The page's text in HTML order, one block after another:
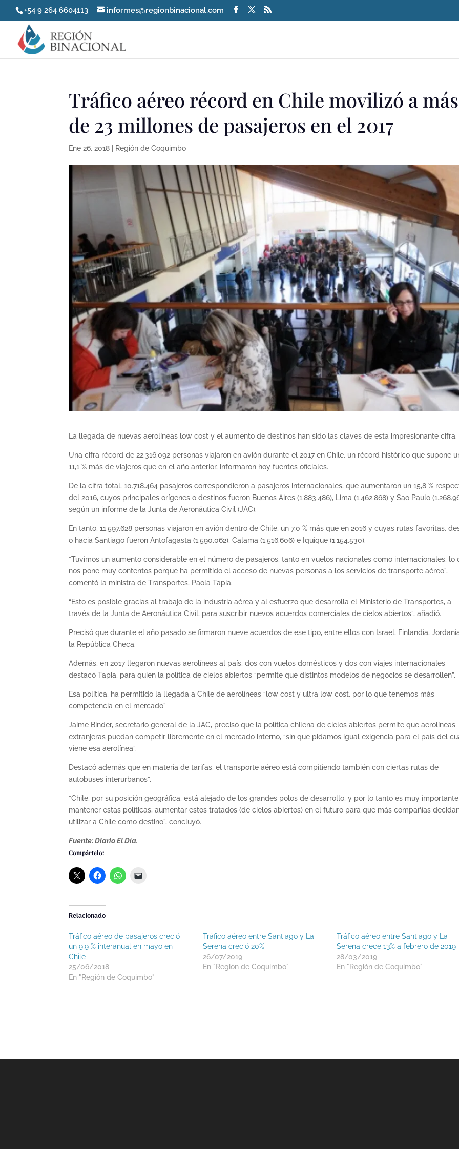
+54 9 264 6604113 informes@regionbinacional.com
Tráfico aéreo récord en Chile movilizó a más
de 23 millones de pasajeros en el 2017
Ene 26, 2018 Región de Coquimbo
La llegada de nuevas aerolíneas low cost y el aumento de destinos han sido las claves de esta impresionante cifra.
Una cifra récord de 22.316.092 personas viajaron en avión durante el 2017 en Chile, un récord histórico que supone
11,1 % más de viajeros que en el año anterior, informaron hoy fuentes oficiales.
De la cifra total, 10.718.464 pasajeros correspondieron a pasajeros internacionales, que aumentaron un 15,8 %
del 2016, cuyos principales orígenes o destinos fueron Buenos Aires (1.883.486), Lima (1.462.868) y Sao Paulo
según un informe de la Junta de Aeronáutica Civil (JAC).
En tanto, 11.597.628 personas viajaron en avión dentro de Chile, un 7,0 % más que en 2016 y cuyas rutas favoritas,
o hacia Santiago fueron Antofagasta (1.590.062), Calama (1.516.606) e Iquique (1.154.530).
“Tuvimos un aumento considerable en el número de pasajeros, tanto en vuelos nacionales como internacionales, lo
nos pone muy contentos porque ha permitido el acceso de nuevas personas a los servicios de transporte aéreo”,
comentó la ministra de Transportes, Paola Tapia.
“Esto es posible gracias al trabajo de la industria aérea y al esfuerzo que desarrolla el Ministerio de Transportes, a
través de la Junta de Aeronáutica Civil, para suscribir nuevos acuerdos comerciales de cielos abiertos”, añadió.
Precisó que durante el año pasado se firmaron nueve acuerdos de ese tipo, entre ellos con Israel, Finlandia,
la República Checa.
Además, en 2017 llegaron nuevas aerolíneas al país, dos con vuelos domésticos y dos con viajes internacionales
destacó Tapia, para quien la política de cielos abiertos “permite que distintos modelos de negocios se desarrollen”.
Esa política, ha permitido la llegada a Chile de aerolíneas “low cost y ultra low cost, por lo que tenemos más
competencia en el mercado”
Jaime Binder, secretario general de la JAC, precisó que la política chilena de cielos abiertos permite que aerolíneas
extranjeras puedan competir libremente en el mercado interno, “sin que pidamos igual exigencia para el país del
viene esa aerolínea”.
Destacó además que en materia de tarifas, el transporte aéreo está compitiendo también con ciertas rutas de
autobuses interurbanos”.
“Chile, por su posición geográfica, está alejado de los grandes polos de desarrollo, y por lo tanto es muy importante
mantener estas políticas, aumentar estos tratados (de cielos abiertos) en el futuro para que más compañías
utilizar a Chile como destino”, concluyó.
Fuente: Diario El Día.
Compártelo:
Relacionado
Tráfico aéreo de pasajeros creció
un 9,9 % interanual en mayo en
Chile
25/06/2018
En "Región de Coquimbo"
Tráfico aéreo entre Santiago y La
Serena creció 20%
26/07/2019
En "Región de Coquimbo"
Tráfico aéreo entre Santiago y La
Serena crece 13% a febrero de 2019
28/03/2019
En "Región de Coquimbo"